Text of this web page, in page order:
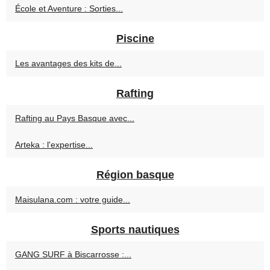
École et Aventure : Sorties...
Piscine
Les avantages des kits de...
Rafting
Rafting au Pays Basque avec...
Arteka : l'expertise...
Région basque
Maisulana.com : votre guide...
Sports nautiques
GANG SURF à Biscarrosse :...